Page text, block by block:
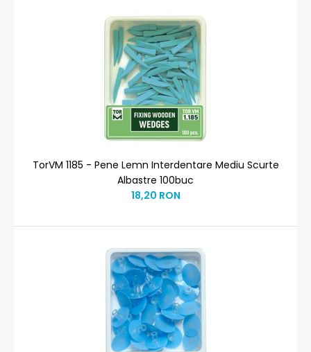
TorVM 1185 - Pene Lemn Interdentare Mediu Scurte
Albastre 100buc
18,20 RON